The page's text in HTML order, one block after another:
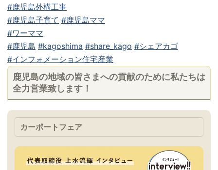
#鹿児島外構工事
#鹿児島子育て #鹿児島ママ
#ワーママ
#鹿児島 #kagoshima #share_kago #シェアカゴ
#インフォメーション住宅産業
鹿児島の地域の皆さまへの貢献のために私たちは
全力営業致します！
カーポートフェア